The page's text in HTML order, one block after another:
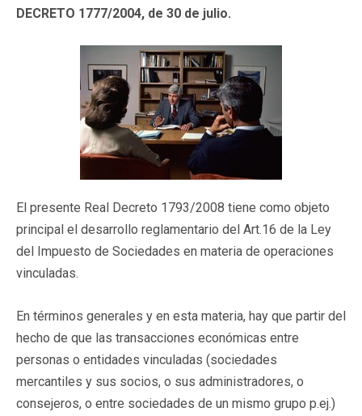
DECRETO 1777/2004, de 30 de julio.
El presente Real Decreto 1793/2008 tiene como objeto
principal el desarrollo reglamentario del Art.16 de la Ley
del Impuesto de Sociedades en materia de operaciones
vinculadas.
En términos generales y en esta materia, hay que partir del
hecho de que las transacciones económicas entre
personas o entidades vinculadas (sociedades
mercantiles y sus socios, o sus administradores, o
consejeros, o entre sociedades de un mismo grupo p.ej.)